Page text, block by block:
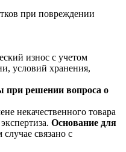
при повреждении
износ с учетом
условий хранения,
при решении вопроса о
некачественного товара
Основание для
случае связано с